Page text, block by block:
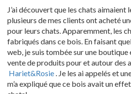
J’ai découvert que les chats aimaient
plusieurs de mes clients ont acheté
pour leurs chats. Apparemment, les
fabriqués dans ce bois. En faisant
web, je suis tombée sur une boutique
vente de produits pour et autour des
Hariet&Rosie. Je les ai appelés et
m’a expliqué que ce bois avait un